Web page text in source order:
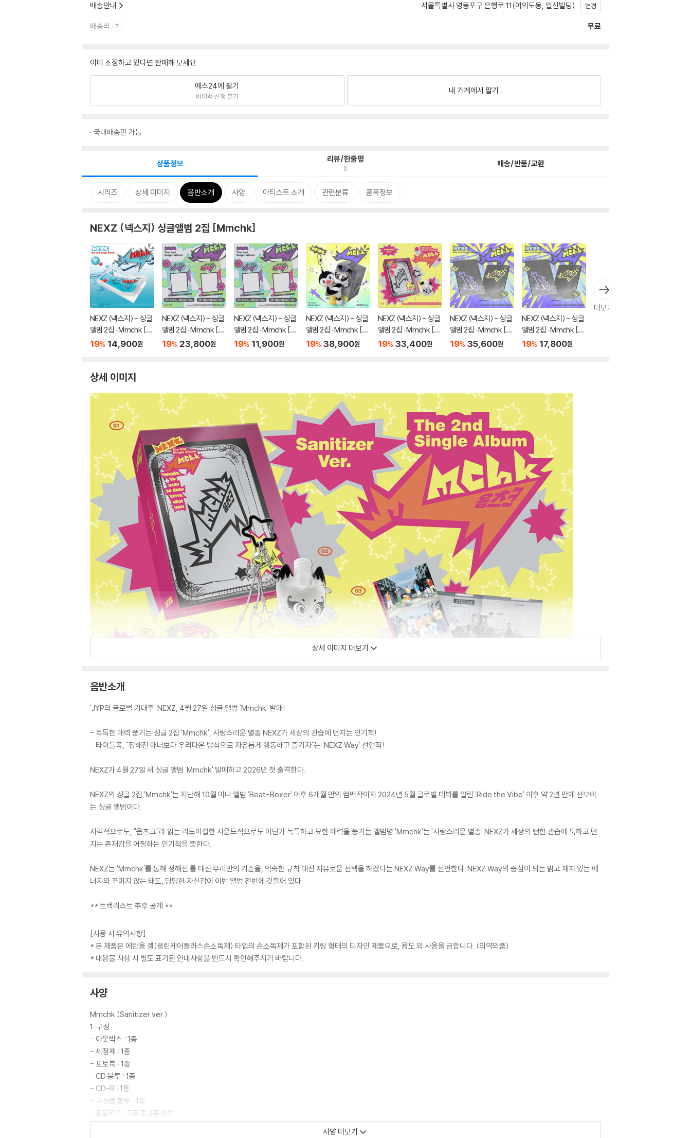
배송안내 서울특별시 영등포구 은행로 11(여의도동, 일신빌딩) 변경
배송비 무료
이미 소장하고 있다면 판매해 보세요.
예스24에 팔기
바이백 신청 불가
내 가게에서 팔기
국내배송만 가능
상품정보 리뷰/한줄평
0 배송/반품/교환
시리즈 상세 이미지 음반소개 사양 아티스트 소개 관련분류 품목정보
NEXZ (넥스지) 싱글앨범 2집 [Mmchk]
NEXZ (넥스지) - 싱글
앨범 2집 : Mmchk [Br
eath Film ver.]
19% 14,900원
NEXZ (넥스지) - 싱글
앨범 2집 : Mmchk [St
icker ver.][2종 SET]
19% 23,800원
NEXZ (넥스지) - 싱글
앨범 2집 : Mmchk [St
icker ver.][2종 중 1종
19% 11,900원
NEXZ (넥스지) - 싱글
앨범 2집 : Mmchk [N
EXZOO ver.]
19% 38,900원
NEXZ (넥스지) - 싱글
앨범 2집 : Mmchk [Sa
nitizer ver.]
19% 33,400원
NEXZ (넥스지) - 싱글
앨범 2집 : Mmchk [2
종 SET]
19% 35,600원
NEXZ (넥스지) - 싱글
앨범 2집 : Mmchk [2
종 중 1종 랜덤발송]
19% 17,800원
더보기
상세 이미지
상세 이미지 더보기
음반소개
'JYP의 글로벌 기대주' NEXZ, 4월 27일 싱글 앨범 'Mmchk' 발매!
- 독특한 매력 풍기는 싱글 2집 'Mmchk', 사랑스러운 별종 NEXZ가 세상의 관습에 던지는 인기척!
- 타이틀곡, "정해진 매너보다 우리다운 방식으로 자유롭게 행동하고 즐기자"는 'NEXZ Way' 선언작!
NEXZ가 4월 27일 새 싱글 앨범 'Mmchk' 발매하고 2026년 첫 출격한다.
NEXZ의 싱글 2집 'Mmchk'는 지난해 10월 미니 앨범 'Beat-Boxer' 이후 6개월 만의 컴백작이자 2024년 5월 글로벌 데뷔를 알린 'Ride the Vibe' 이후 약 2년 만에 선보이
는 싱글 앨범이다.
시각적으로도, "음츠크"라 읽는 리드미컬한 사운드적으로도 어딘가 독특하고 묘한 매력을 풍기는 앨범명 'Mmchk'는 '사랑스러운 별종' NEXZ가 세상의 뻔한 관습에 툭하고 던
지는 존재감을 어필하는 인기척을 뜻한다.
NEXZ는 'Mmchk'를 통해 정해진 틀 대신 우리만의 기준을, 익숙한 규칙 대신 자유로운 선택을 하겠다는 NEXZ Way를 선언한다. NEXZ Way의 중심이 되는 밝고 재치 있는 에
너지와 꾸미지 않는 태도, 당당한 자신감이 이번 앨범 전반에 깃들어 있다.
** 트랙리스트 추후 공개 **
[사용 시 유의사항]
* 본 제품은 에탄올 겔(클린케어플러스손소독제) 타입의 손소독제가 포함된 키링 형태의 디자인 제품으로, 용도 외 사용을 금합니다. (의약외품)
* 내용물 사용 시 별도 표기된 안내사항을 반드시 확인해주시기 바랍니다.
사양
Mmchk (Sanitizer ver.)
1. 구성
- 아웃박스 : 1종
- 세정제 : 1종
- 포토북 : 1종
- CD 봉투 : 1종
- CD-R : 1종
- 구성품 봉투 : 1종
- 포토카드 : 7종 중 2종 랜덤
- 리릭 포스터 : 1종
사양 더보기